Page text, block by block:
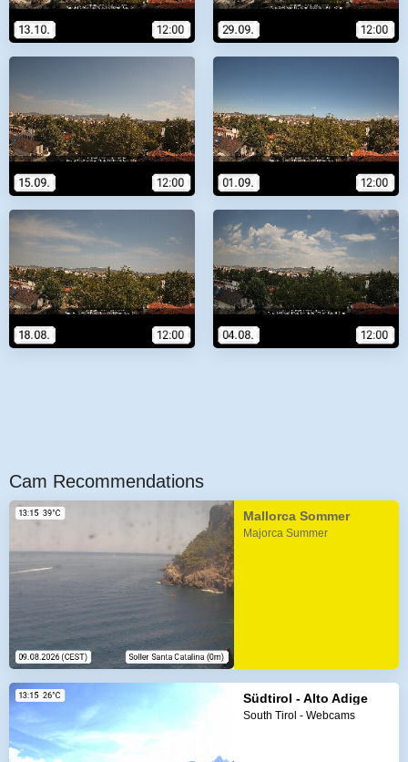
Cam Recommendations
Mallorca Sommer
Majorca Summer
Südtirol - Alto Adige
South Tirol - Webcams